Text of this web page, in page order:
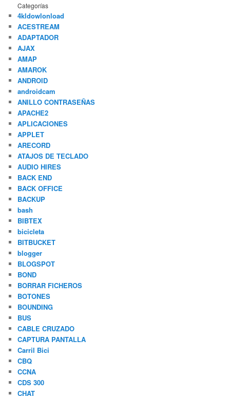
Categorías
4kldowlonload
ACESTREAM
ADAPTADOR
AJAX
AMAP
AMAROK
ANDROID
androidcam
ANILLO CONTRASEÑAS
APACHE2
APLICACIONES
APPLET
ARECORD
ATAJOS DE TECLADO
AUDIO HIRES
BACK END
BACK OFFICE
BACKUP
bash
BIBTEX
bicicleta
BITBUCKET
blogger
BLOGSPOT
BOND
BORRAR FICHEROS
BOTONES
BOUNDING
BUS
CABLE CRUZADO
CAPTURA PANTALLA
Carril Bici
CBQ
CCNA
CDS 300
CHAT